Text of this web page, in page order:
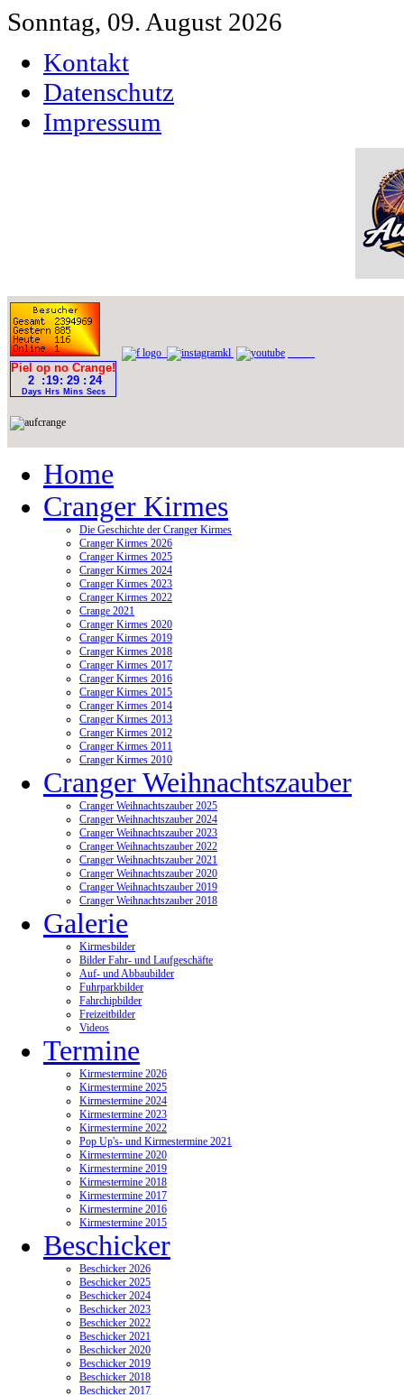
Sonntag, 09. August 2026
Kontakt
Datenschutz
Impressum
Home
Cranger Kirmes
Die Geschichte der Cranger Kirmes
Cranger Kirmes 2026
Cranger Kirmes 2025
Cranger Kirmes 2024
Cranger Kirmes 2023
Cranger Kirmes 2022
Crange 2021
Cranger Kirmes 2020
Cranger Kirmes 2019
Cranger Kirmes 2018
Cranger Kirmes 2017
Cranger Kirmes 2016
Cranger Kirmes 2015
Cranger Kirmes 2014
Cranger Kirmes 2013
Cranger Kirmes 2012
Cranger Kirmes 2011
Cranger Kirmes 2010
Cranger Weihnachtszauber
Cranger Weihnachtszauber 2025
Cranger Weihnachtszauber 2024
Cranger Weihnachtszauber 2023
Cranger Weihnachtszauber 2022
Cranger Weihnachtszauber 2021
Cranger Weihnachtszauber 2020
Cranger Weihnachtszauber 2019
Cranger Weihnachtszauber 2018
Galerie
Kirmesbilder
Bilder Fahr- und Laufgeschäfte
Auf- und Abbaubilder
Fuhrparkbilder
Fahrchipbilder
Freizeitbilder
Videos
Termine
Kirmestermine 2026
Kirmestermine 2025
Kirmestermine 2024
Kirmestermine 2023
Kirmestermine 2022
Pop Up's- und Kirmestermine 2021
Kirmestermine 2020
Kirmestermine 2019
Kirmestermine 2018
Kirmestermine 2017
Kirmestermine 2016
Kirmestermine 2015
Beschicker
Beschicker 2026
Beschicker 2025
Beschicker 2024
Beschicker 2023
Beschicker 2022
Beschicker 2021
Beschicker 2020
Beschicker 2019
Beschicker 2018
Beschicker 2017